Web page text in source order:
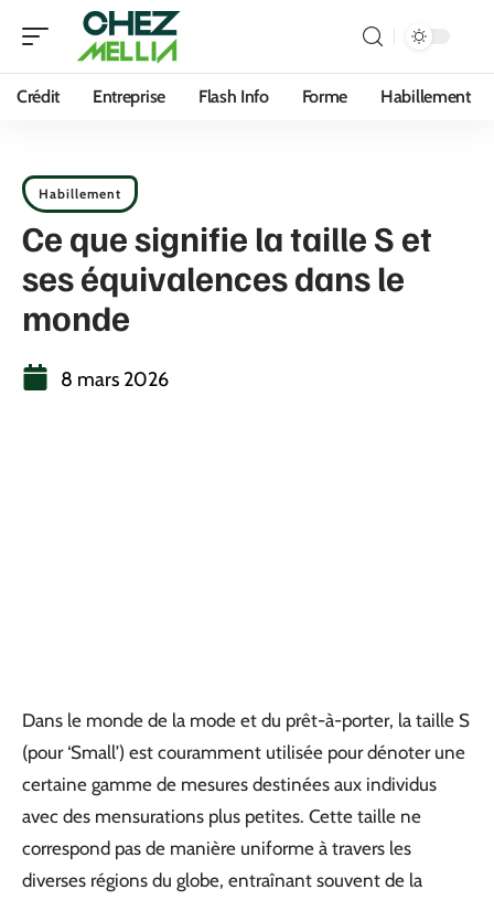
Crédit Entreprise Flash Info Forme Habillement
Habillement
Ce que signifie la taille S et
ses équivalences dans le
monde
8 mars 2026
Dans le monde de la mode et du prêt-à-porter, la taille S
(pour ‘Small’) est couramment utilisée pour dénoter une
certaine gamme de mesures destinées aux individus
avec des mensurations plus petites. Cette taille ne
correspond pas de manière uniforme à travers les
diverses régions du globe, entraînant souvent de la